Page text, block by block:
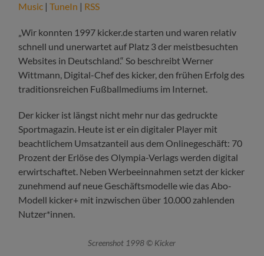
Music |TuneIn | RSS
„Wir konnten 1997 kicker.de starten und waren relativ
schnell und unerwartet auf Platz 3 der meistbesuchten
Websites in Deutschland.“ So beschreibt Werner
Wittmann, Digital-Chef des kicker, den frühen Erfolg des
traditionsreichen Fußballmediums im Internet.
Der kicker ist längst nicht mehr nur das gedruckte
Sportmagazin. Heute ist er ein digitaler Player mit
beachtlichem Umsatzanteil aus dem Onlinegeschäft: 70
Prozent der Erlöse des Olympia-Verlags werden digital
erwirtschaftet. Neben Werbeeinnahmen setzt der kicker
zunehmend auf neue Geschäftsmodelle wie das Abo-
Modell kicker+ mit inzwischen über 10.000 zahlenden
Nutzer*innen.
Screenshot 1998 © Kicker